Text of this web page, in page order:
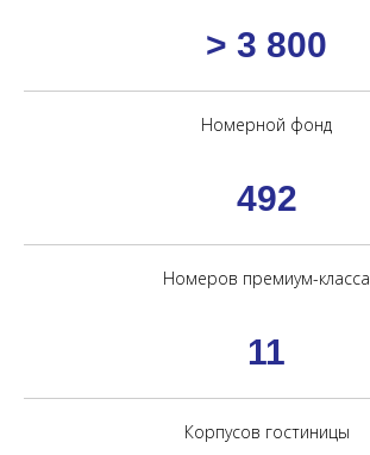
> 3 800
Номерной фонд
492
Номеров премиум-класса
11
Корпусов гостиницы